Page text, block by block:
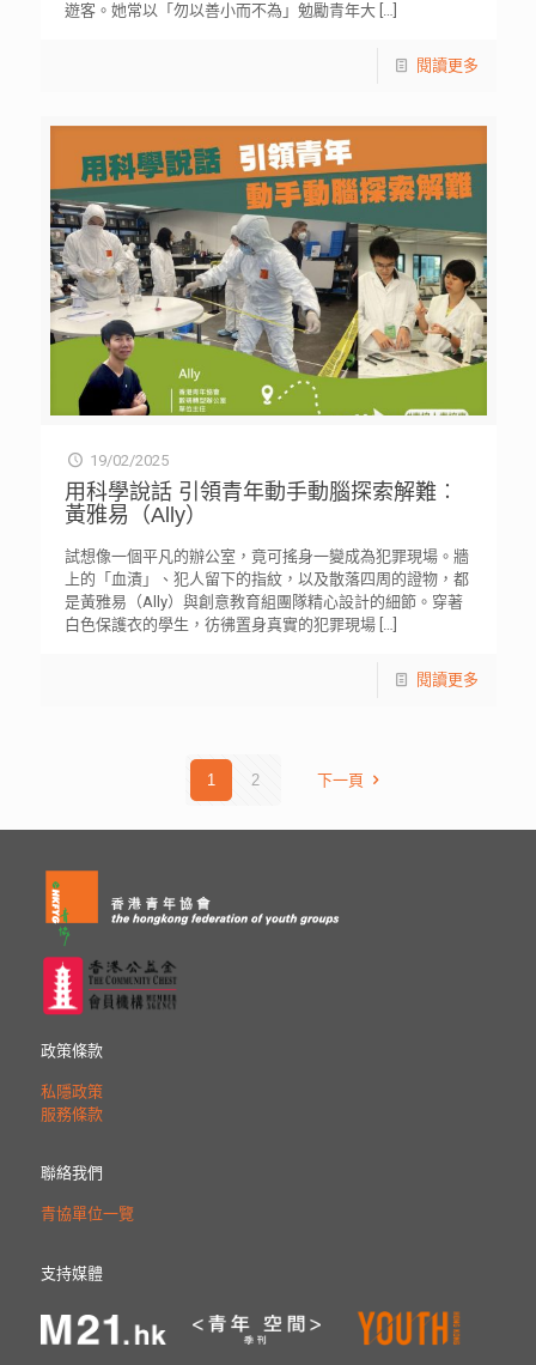
遊客。她常以「勿以善小而不為」勉勵青年大[…]
閱讀更多
19/02/2025
用科學說話 引領青年動手動腦探索解難︰
黃雅易（Ally）
試想像一個平凡的辦公室，竟可搖身一變成為犯罪現場。牆
上的「血漬」、犯人留下的指紋，以及散落四周的證物，都
是黃雅易（Ally）與創意教育組團隊精心設計的細節。穿著
白色保護衣的學生，彷彿置身真實的犯罪現場[…]
閱讀更多
1 2 下一頁
政策條款
私隱政策
服務條款
聯絡我們
青協單位一覽
支持媒體